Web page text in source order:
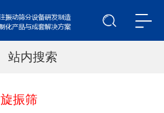
站内搜索
旋振筛